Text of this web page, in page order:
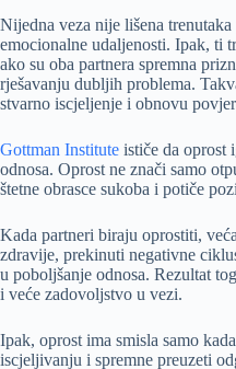
Nijedna veza nije lišena
emocionalne udaljenosti. Ipak, ti
ako su oba partnera spremna
rješavanju dubljih problema.
stvarno iscjeljenje i obnovu
Gottman Institute ističe da oprost
odnosa. Oprost ne znači samo
štetne obrasce sukoba i potiče
Kada partneri biraju oprostiti,
zdravije, prekinuti negativne
u poboljšanje odnosa. Rezultat
i veće zadovoljstvo u vezi.
Ipak, oprost ima smisla samo
iscjeljivanju i spremne preuzeti